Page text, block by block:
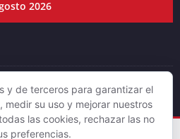
2026
DJLV 2019
y de terceros para garantizar el
su uso y mejorar nuestros
las cookies, rechazar las no
preferencias.